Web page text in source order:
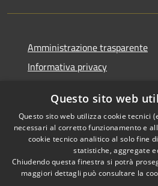
Amministrazione trasparente
Informativa privacy
Dichiarazione di accessibilità
RSS
Accessibilità
Questo sito web
Questo sito web utilizza cookie tecnici
necessari al corretto funzionamento e
cookie tecnico analitico al solo fine
statistiche, aggregate
Chiudendo questa finestra si potrà
maggiori dettagli può consultare la